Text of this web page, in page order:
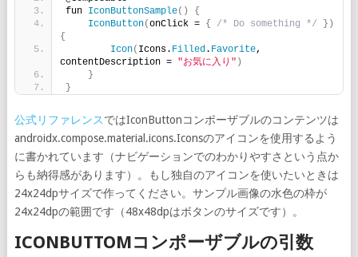
fun IconButtonSample()
{
IconButton(onClick = { /* Do something */
})
{
Icon( Icons. Filled. Favorite,
contentDescription = "お気に入り" )
}
}
公式リファレンスではIconButtonコンポーザブルのコンテンツは
androidx.compose.material.icons.Iconsのアイコンを使用するよう
に書かれています（ナビゲーションでのわかりやすさという点か
らも納得感があります）。もし独自のアイコンを使いたいときは
24x24dpサイズで作ってください。サンプル画像の水色の枠が
24x24dpの範囲です（48x48dpはボタンのサイズです）。
ICONBUTTOMコンポーザブルの引数